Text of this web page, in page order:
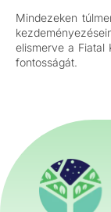
Mindezeken
elismerve a Fiatal
fontosságát.